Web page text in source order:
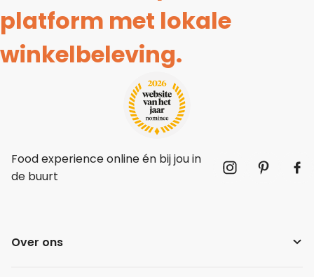
platform met lokale
winkelbeleving.
Food experience online én bij jou in
de buurt
Over ons